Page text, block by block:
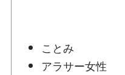
ことみ
アラサー女性